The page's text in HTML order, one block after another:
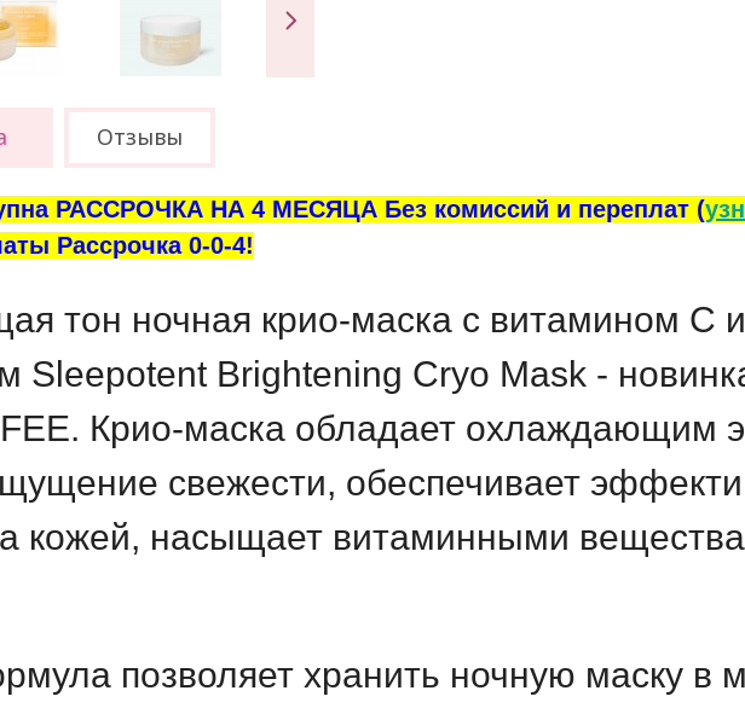
Отзывы
РАССРОЧКА НА 4 МЕСЯЦА Без комиссий и переплат (
Рассрочка 0-0-4!
тон ночная крио-маска с витамином С и
Sleepotent Brightening Cryo Mask -
. Крио-маска обладает охлаждающим
свежести, обеспечивает
кожей, насыщает витаминными
позволяет хранить ночную маску в